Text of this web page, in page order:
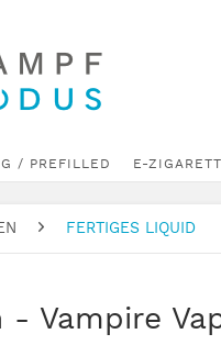
/ PREFILLED E-
FERTIGES LIQUID
- Vampire